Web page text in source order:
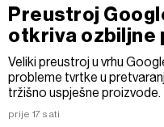
Preustroj
otkriva ozbiljne
Veliki preustroj u vrhu
probleme tvrtke u
tržišno uspješne proizvode.
prije 17 sati